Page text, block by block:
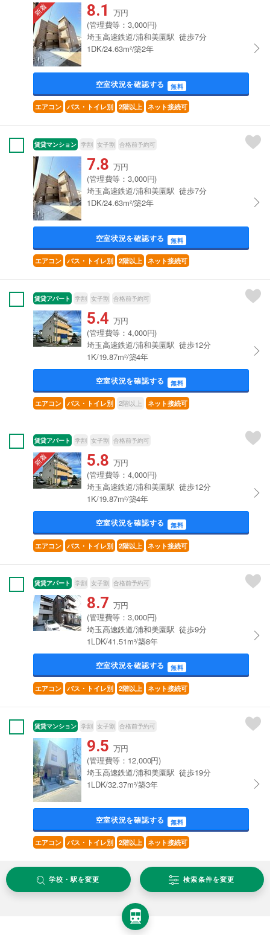
8.1 万円
(管理費等：3,000円)
埼玉高速鉄道/浦和美園駅 徒歩7分
1DK/24.63m²/築2年
空室状況を確認する 無料
エアコン バス・トイレ別 2階以上 ネット接続可
賃貸マンション 学割 女子割 合格前予約可
7.8 万円
(管理費等：3,000円)
埼玉高速鉄道/浦和美園駅 徒歩7分
1DK/24.63m²/築2年
空室状況を確認する 無料
エアコン バス・トイレ別 2階以上 ネット接続可
賃貸アパート 学割 女子割 合格前予約可
5.4 万円
(管理費等：4,000円)
埼玉高速鉄道/浦和美園駅 徒歩12分
1K/19.87m²/築4年
空室状況を確認する 無料
エアコン バス・トイレ別 2階以上 ネット接続可
賃貸アパート 学割 女子割 合格前予約可
5.8 万円
(管理費等：4,000円)
埼玉高速鉄道/浦和美園駅 徒歩12分
1K/19.87m²/築4年
空室状況を確認する 無料
エアコン バス・トイレ別 2階以上 ネット接続可
賃貸アパート 学割 女子割 合格前予約可
8.7 万円
(管理費等：3,000円)
埼玉高速鉄道/浦和美園駅 徒歩9分
1LDK/41.51m²/築8年
空室状況を確認する 無料
エアコン バス・トイレ別 2階以上 ネット接続可
賃貸マンション 学割 女子割 合格前予約可
9.5 万円
(管理費等：12,000円)
埼玉高速鉄道/浦和美園駅 徒歩19分
1LDK/32.37m²/築3年
空室状況を確認する 無料
エアコン バス・トイレ別 2階以上 ネット接続可
学校・駅を変更 検索条件を変更